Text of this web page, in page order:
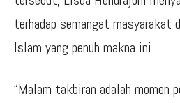
terhadap semangat masyarakat
Islam yang penuh makna ini.
“Malam takbiran adalah momen